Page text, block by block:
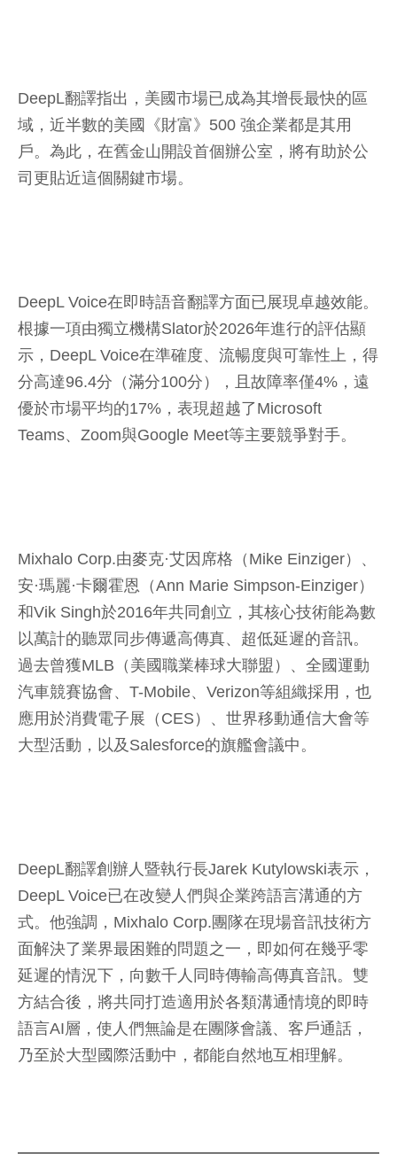
DeepL翻譯指出，美國市場已成為其增長最快的區
域，近半數的美國《財富》500 強企業都是其用
戶。為此，在舊金山開設首個辦公室，將有助於公
司更貼近這個關鍵市場。
DeepL Voice在即時語音翻譯方面已展現卓越效能。
根據一項由獨立機構Slator於2026年進行的評估顯
示，DeepL Voice在準確度、流暢度與可靠性上，得
分高達96.4分（滿分100分），且故障率僅4%，遠
優於市場平均的17%，表現超越了Microsoft
Teams、Zoom與Google Meet等主要競爭對手。
Mixhalo Corp.由麥克·艾因席格（Mike Einziger）、
安·瑪麗·卡爾霍恩（Ann Marie Simpson-Einziger）
和Vik Singh於2016年共同創立，其核心技術能為數
以萬計的聽眾同步傳遞高傳真、超低延遲的音訊。
過去曾獲MLB（美國職業棒球大聯盟）、全國運動
汽車競賽協會、T-Mobile、Verizon等組織採用，也
應用於消費電子展（CES）、世界移動通信大會等
大型活動，以及Salesforce的旗艦會議中。
DeepL翻譯創辦人暨執行長Jarek Kutylowski表示，
DeepL Voice已在改變人們與企業跨語言溝通的方
式。他強調，Mixhalo Corp.團隊在現場音訊技術方
面解決了業界最困難的問題之一，即如何在幾乎零
延遲的情況下，向數千人同時傳輸高傳真音訊。雙
方結合後，將共同打造適用於各類溝通情境的即時
語言AI層，使人們無論是在團隊會議、客戶通話，
乃至於大型國際活動中，都能自然地互相理解。